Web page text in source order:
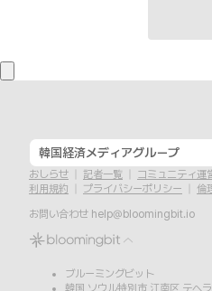
韓国経済メディアグループ
おしらせ 記者一覧
コミュニティ運
利用規約
プライバシーポリシー
倫
お問い合わせ help@bloomingbit.io
ブルーミングビット